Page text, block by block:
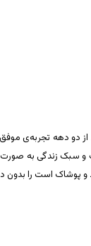
دو دهه تجربه‌ی موفق
سبک زندگی به صورت
و پوشاک است را بدون